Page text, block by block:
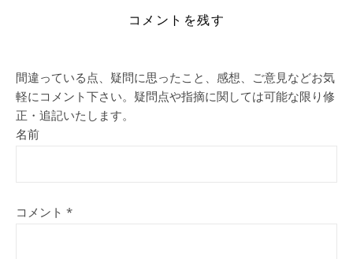
コメントを残す
間違っている点、疑問に思ったこと、感想、ご意見などお気
軽にコメント下さい。疑問点や指摘に関しては可能な限り修
正・追記いたします。
名前
コメント *